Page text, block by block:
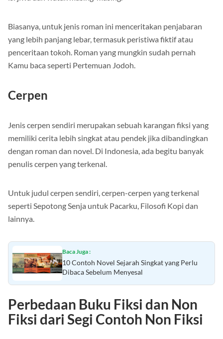
Biasanya, untuk jenis roman ini menceritakan penjabaran
yang lebih panjang lebar, termasuk peristiwa fiktif atau
penceritaan tokoh. Roman yang mungkin sudah pernah
Cerpen
Jenis cerpen sendiri merupakan sebuah karangan fiksi yang
memiliki cerita lebih singkat atau pendek jika dibandingkan
dengan roman dan novel. Di Indonesia, ada begitu banyak
Untuk judul cerpen sendiri, cerpen-cerpen yang terkenal
seperti Sepotong Senja untuk Pacarku, Filosofi Kopi dan
Baca Juga :
10 Contoh Novel Sejarah Singkat yang Perlu
Perbedaan Buku Fiksi dan Non
Fiksi dari Segi Contoh Non Fiksi